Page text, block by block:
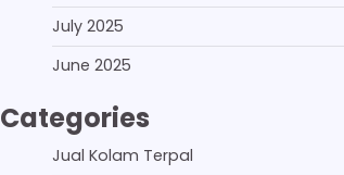
July 2025
June 2025
Categories
Jual Kolam Terpal